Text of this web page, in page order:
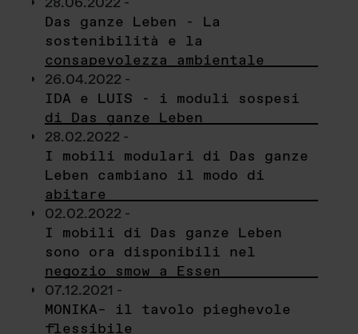
Das ganze Leben - La
sostenibilità e la
consapevolezza ambientale
26.04.2022 -
IDA e LUIS - i moduli sospesi
di Das ganze Leben
28.02.2022 -
I mobili modulari di Das ganze
Leben cambiano il modo di
abitare
02.02.2022 -
I mobili di Das ganze Leben
sono ora disponibili nel
negozio smow a Essen
07.12.2021 -
MONIKA– il tavolo pieghevole
flessibile